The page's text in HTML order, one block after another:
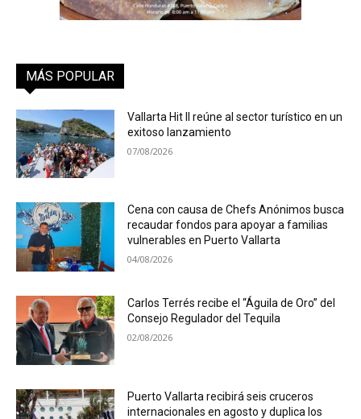
MÁS POPULAR
Vallarta Hit II reúne al sector turístico en un
exitoso lanzamiento
07/08/2026
Cena con causa de Chefs Anónimos busca
recaudar fondos para apoyar a familias
vulnerables en Puerto Vallarta
04/08/2026
Carlos Terrés recibe el “Águila de Oro” del
Consejo Regulador del Tequila
02/08/2026
Puerto Vallarta recibirá seis cruceros
internacionales en agosto y duplica los